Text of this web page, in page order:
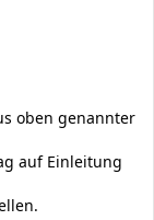
oben genannter
auf Einleitung